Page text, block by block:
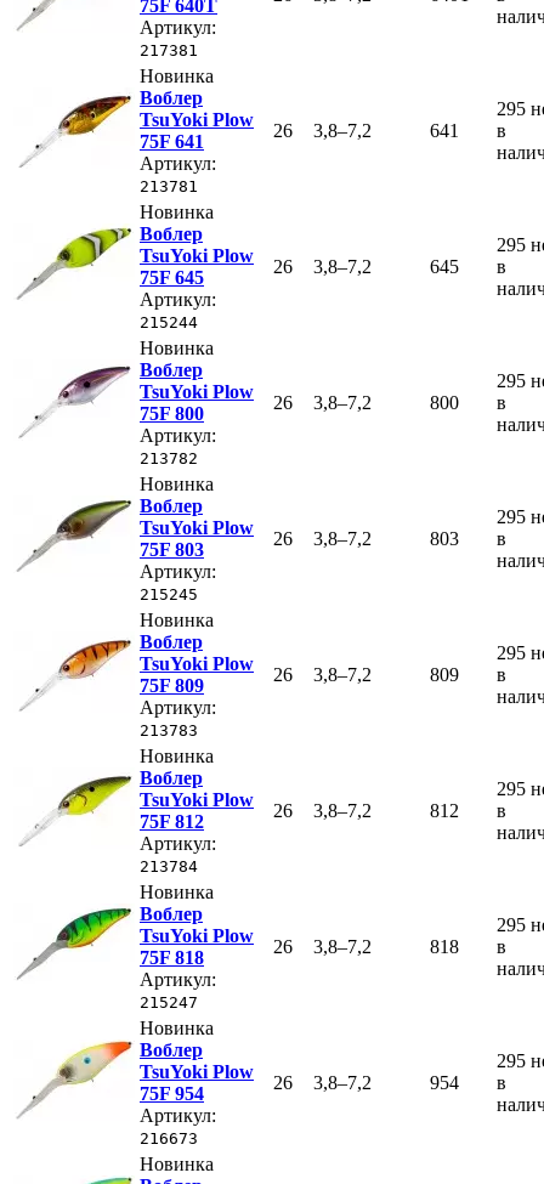
75F 640T
Артикул:
217381
Новинка
Воблер
TsuYoki Plow
75F 641
Артикул:
213781
26 3,8–7,2 641
295
в
Новинка
Воблер
TsuYoki Plow
75F 645
Артикул:
215244
26 3,8–7,2 645
295
в
Новинка
Воблер
TsuYoki Plow
75F 800
Артикул:
213782
26 3,8–7,2 800
295
в
Новинка
Воблер
TsuYoki Plow
75F 803
Артикул:
215245
26 3,8–7,2 803
295
в
Новинка
Воблер
TsuYoki Plow
75F 809
Артикул:
213783
26 3,8–7,2 809
295
в
Новинка
Воблер
TsuYoki Plow
75F 812
Артикул:
213784
26 3,8–7,2 812
295
в
Новинка
Воблер
TsuYoki Plow
75F 818
Артикул:
215247
26 3,8–7,2 818
295
в
Новинка
Воблер
TsuYoki Plow
75F 954
Артикул:
216673
26 3,8–7,2 954
295
в
Новинка